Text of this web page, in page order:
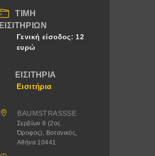
ΤΙΜΉ
ΕΙΣΙΤΗΡΊΩΝ
Γενική είσοδος: 12
ευρώ
ΕΙΣΙΤΉΡΙΑ
Εισιτήρια
BAUMSTRASSSE
Σερβίων 8 (2ος
Όροφος), Βοτανικός,
Αθήνα 10441